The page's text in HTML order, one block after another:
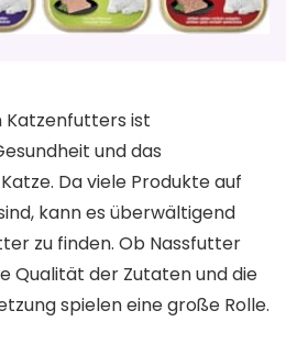
Katzenfutters ist
und das
Da viele Produkte auf
kann es überwältigend
zu finden. Ob Nassfutter
Qualität der Zutaten und die
spielen eine große Rolle.